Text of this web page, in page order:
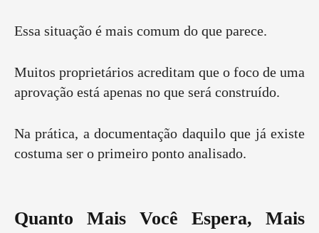
Essa situação é mais comum do que parece.
Muitos proprietários acreditam que o foco de uma
aprovação está apenas no que será construído.
Na prática, a documentação daquilo que já existe
costuma ser o primeiro ponto analisado.
Quanto Mais Você Espera, Mais